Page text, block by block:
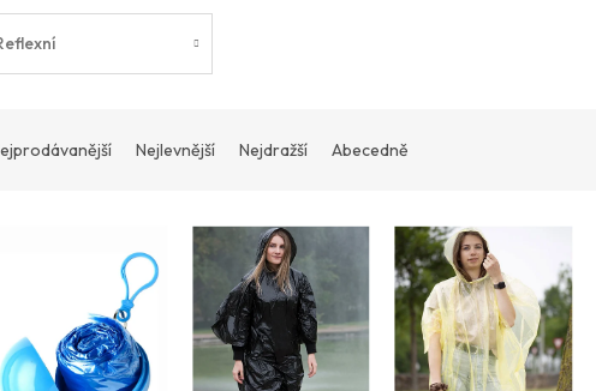
Nejlevnější Nejdražší Abecedně